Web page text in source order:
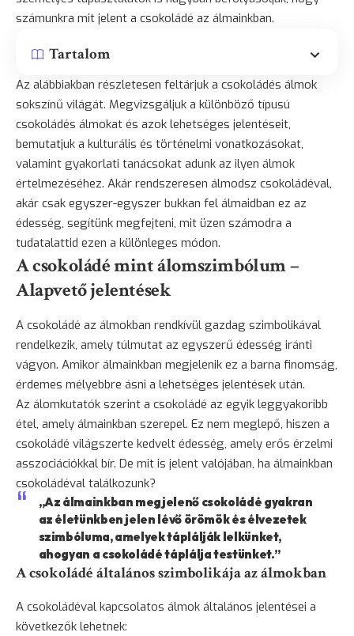
számunkra mit jelent a csokoládé az álmainkban.
Tartalom
Az alábbiakban részletesen feltárjuk a csokoládés álmok
sokszínű világát. Megvizsgáljuk a különböző típusú
csokoládés álmokat és azok lehetséges jelentéseit,
bemutatjuk a kulturális és történelmi vonatkozásokat,
valamint gyakorlati tanácsokat adunk az ilyen álmok
értelmezéséhez. Akár rendszeresen álmodsz csokoládéval,
akár csak egyszer-egyszer bukkan fel álmaidban ez az
édesség, segítünk megfejteni, mit üzen számodra a
tudatalattid ezen a különleges módon.
A csokoládé mint álomszimbólum –
Alapvető jelentések
A csokoládé az álmokban rendkívül gazdag szimbolikával
rendelkezik, amely túlmutat az egyszerű édesség iránti
vágyon. Amikor álmainkban megjelenik ez a barna finomság,
érdemes mélyebbre ásni a lehetséges jelentések után.
Az álomkutatók szerint a csokoládé az egyik leggyakoribb
étel, amely álmainkban szerepel. Ez nem meglepő, hiszen a
csokoládé világszerte kedvelt édesség, amely erős érzelmi
asszociációkkal bír. De mit is jelent valójában, ha álmainkban
csokoládéval találkozunk?
„Az álmainkban megjelenő csokoládé gyakran
az életünkben jelen lévő örömök és élvezetek
szimbóluma, amelyek táplálják lelkünket,
ahogyan a csokoládé táplálja testünket.”
A csokoládé általános szimbolikája az álmokban
A csokoládéval kapcsolatos álmok általános jelentései a
következők lehetnek: